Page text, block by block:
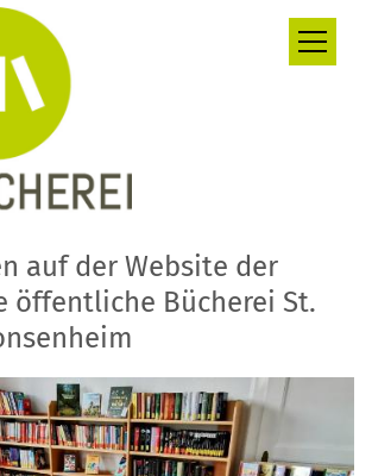
auf der Website der
öffentliche Bücherei St.